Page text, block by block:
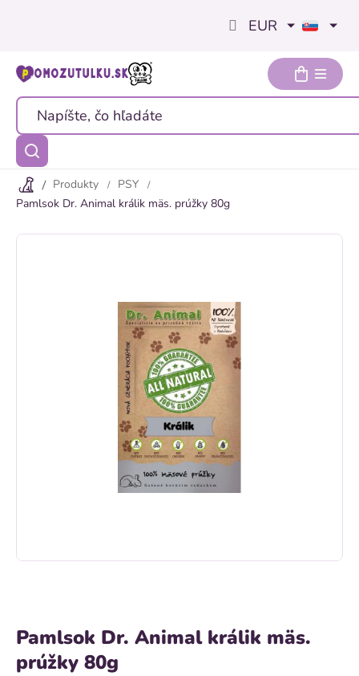
EUR
Produkty
PSY
Pamlsok Dr. Animal králik mäs. prúžky 80g
Pamlsok Dr. Animal králik mäs.
prúžky 80g